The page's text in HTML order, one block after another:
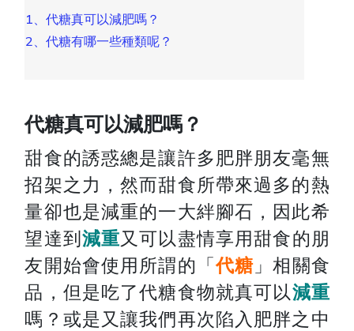
1、代糖真可以減肥嗎？
2、代糖有哪一些種類呢？
代糖真可以減肥嗎？
甜食的誘惑總是讓許多肥胖朋友毫無
招架之力，然而甜食所帶來過多的熱
量卻也是減重的一大絆腳石，因此希
望達到減重又可以盡情享用甜食的朋
友開始會使用所謂的「代糖 」相關食
品，但是吃了代糖食物就真可以減重
嗎？或是又讓我們再次陷入肥胖之中